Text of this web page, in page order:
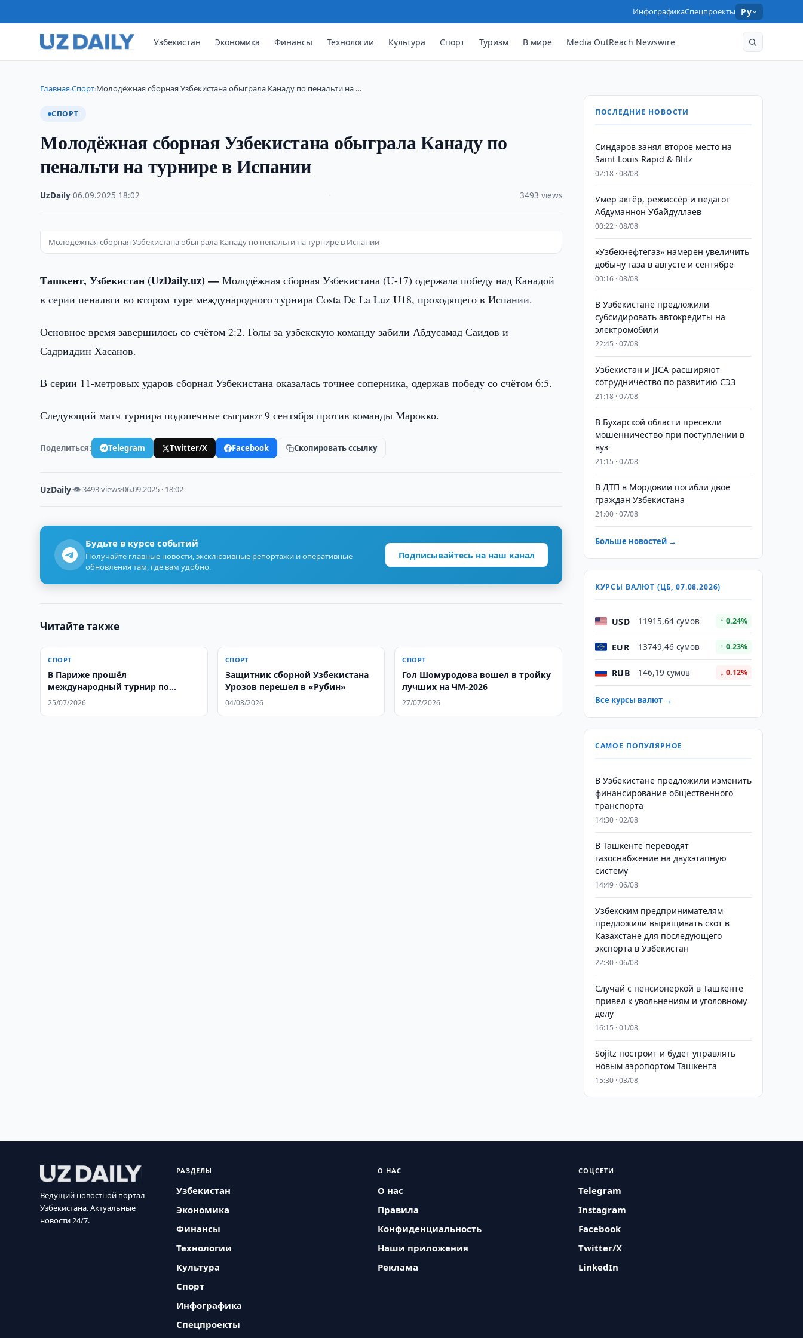
ИнфографикаСпецпроекты Ру
Узбекистан Экономика Финансы Технологии Культура Спорт Туризм В мире Media OutReach Newswire
Главная›Спорт›Молодёжная сборная Узбекистана обыграла Канаду по пенальти на …
СПОРТ
Молодёжная сборная Узбекистана обыграла Канаду по
пенальти на турнире в Испании
UzDaily ·06.09.2025 18:02 3493 views
Молодёжная сборная Узбекистана обыграла Канаду по пенальти на турнире в Испании
Ташкент, Узбекистан (UzDaily.uz) —Молодёжная сборная Узбекистана (U-17) одержала победу над Канадой
в серии пенальти во втором туре международного турнира Costa De La Luz U18, проходящего в Испании.
Основное время завершилось со счётом 2:2. Голы за узбекскую команду забили Абдусамад Саидов и
Садриддин Хасанов.
В серии 11-метровых ударов сборная Узбекистана оказалась точнее соперника, одержав победу со счётом 6:5.
Следующий матч турнира подопечные сыграют 9 сентября против команды Марокко.
Поделиться: Telegram Twitter/X Facebook Скопировать ссылку
UzDaily·👁 3493 views·06.09.2025 · 18:02
Будьте в курсе событий
Получайте главные новости, эксклюзивные репортажи и оперативные
обновления там, где вам удобно.
Подписывайтесь на наш канал
Читайте также
СПОРТ
В Париже прошёл
международный турнир по
курашу на призы Президента
25/07/2026
СПОРТ
Защитник сборной Узбекистана
Урозов перешел в «Рубин»
04/08/2026
СПОРТ
Гол Шомуродова вошел в тройку
лучших на ЧМ-2026
27/07/2026
ПОСЛЕДНИЕ НОВОСТИ
Синдаров занял второе место на
Saint Louis Rapid & Blitz
02:18 · 08/08
Умер актёр, режиссёр и педагог
Абдуманнон Убайдуллаев
00:22 · 08/08
«Узбекнефтегаз» намерен увеличить
добычу газа в августе и сентябре
00:16 · 08/08
В Узбекистане предложили
субсидировать автокредиты на
электромобили
22:45 · 07/08
Узбекистан и JICA расширяют
сотрудничество по развитию СЭЗ
21:18 · 07/08
В Бухарской области пресекли
мошенничество при поступлении в
вуз
21:15 · 07/08
В ДТП в Мордовии погибли двое
граждан Узбекистана
21:00 · 07/08
Больше новостей →
КУРСЫ ВАЛЮТ (ЦБ, 07.08.2026)
USD 11915,64 сумов ↑ 0.24%
EUR 13749,46 сумов ↑ 0.23%
RUB 146,19 сумов ↓ 0.12%
Все курсы валют →
САМОЕ ПОПУЛЯРНОЕ
В Узбекистане предложили изменить
финансирование общественного
транспорта
14:30 · 02/08
В Ташкенте переводят
газоснабжение на двухэтапную
систему
14:49 · 06/08
Узбекским предпринимателям
предложили выращивать скот в
Казахстане для последующего
экспорта в Узбекистан
22:30 · 06/08
Случай с пенсионеркой в Ташкенте
привел к увольнениям и уголовному
делу
16:15 · 01/08
Sojitz построит и будет управлять
новым аэропортом Ташкента
15:30 · 03/08
Ведущий новостной портал
Узбекистана. Актуальные
новости 24/7.
РАЗДЕЛЫ
Узбекистан
Экономика
Финансы
Технологии
Культура
Спорт
Инфографика
Спецпроекты
О НАС
О нас
Правила
Конфиденциальность
Наши приложения
Реклама
СОЦСЕТИ
Telegram
Instagram
Facebook
Twitter/X
LinkedIn